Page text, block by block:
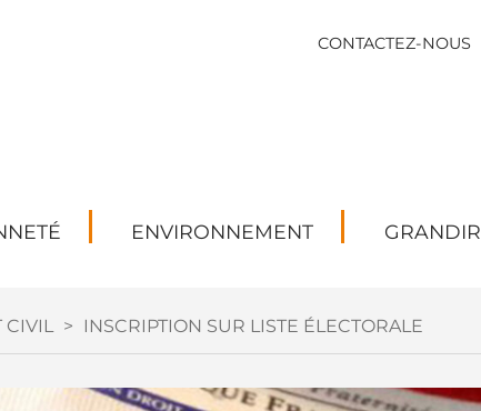
CONTACTEZ-NOUS
ENVIRONNEMENT GRANDIR
CIVIL > INSCRIPTION SUR LISTE ÉLECTORALE